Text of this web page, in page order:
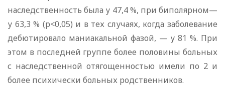
наследственность была у 47,4 %, при биполярном—
у 63,3 % (р<0,05) и в тех случаях, когда заболевание
дебютировало маниакальной фазой, — у 81 %. При
этом в последней группе более половины больных
с наследственной отягощенностью имели по 2 и
более психически больных родственников.